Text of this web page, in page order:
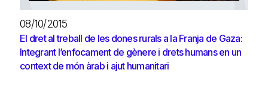
08/10/2015
El dret al treball de les dones rurals a la Franja de Gaza:
Integrant l’enfocament de gènere i drets humans en un
context de món àrab i ajut humanitari